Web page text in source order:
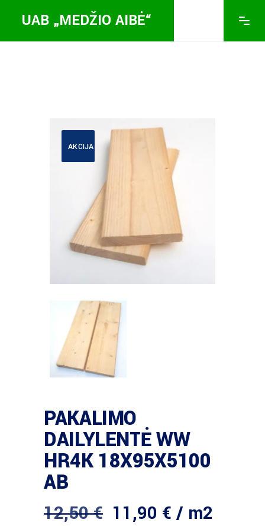
UAB „MEDŽIO AIBĖ“
AKCIJA
PAKALIMO
DAILYLENTĖ WW
HR4K 18X95X5100
AB
12,50€ 11,90 € / m2